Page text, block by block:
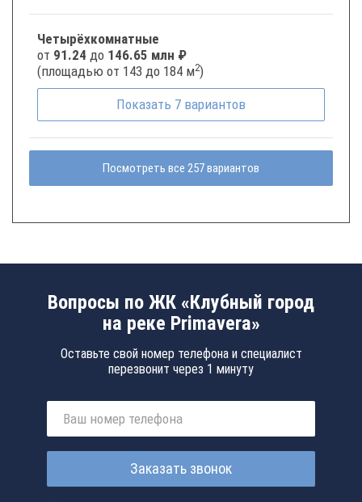
Четырёхкомнатные
от 91.24 до 146.65 млн ₽
(площадью от 143 до 184 м2)
Показать 7 вариантов
Посмотреть все 257 вариантов
Вопросы по ЖК «Клубный город
на реке Primavera»
Оставьте свой номер телефона и специалист
перезвонит через 1 минуту
Заказать звонок